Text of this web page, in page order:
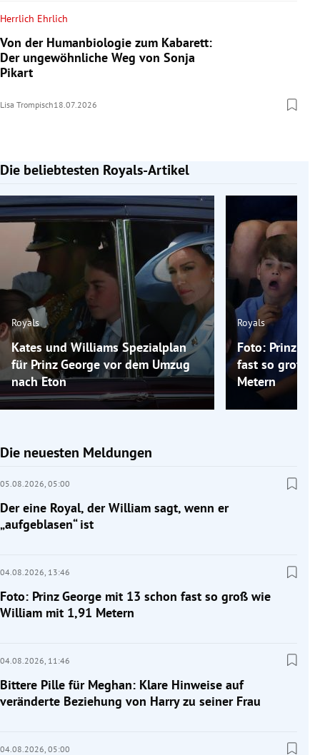
Herrlich Ehrlich
Von der Humanbiologie zum Kabarett:
Der ungewöhnliche Weg von Sonja
Pikart
Lisa Trompisch18.07.2026
Die beliebtesten Royals-Artikel
Slide 1 von 7
Royals
Kates und Williams Spezialplan
für Prinz George vor dem Umzug
nach Eton
Royals
Foto: Prinz
fast so groß
Metern
Die neuesten Meldungen
05.08.2026, 05:00
Der eine Royal, der William sagt, wenn er
„aufgeblasen“ ist
04.08.2026, 13:46
Foto: Prinz George mit 13 schon fast so groß wie
William mit 1,91 Metern
04.08.2026, 11:46
Bittere Pille für Meghan: Klare Hinweise auf
veränderte Beziehung von Harry zu seiner Frau
04.08.2026, 05:00